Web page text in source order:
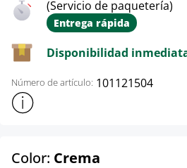
(Servicio de paquetería)
Entrega rápida
Disponibilidad
Número de artículo: 101121504
Mostrar más información sobre el
Color: Crema